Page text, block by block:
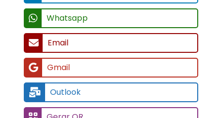
Whatsapp
Email
Gmail
Outlook